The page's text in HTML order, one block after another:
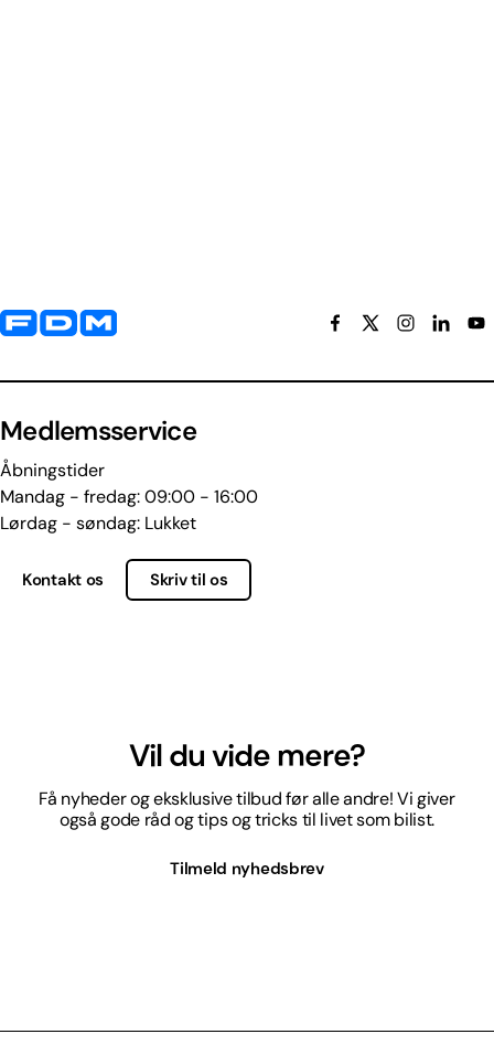
Yderligere information og kontaktoplysninger
Medlemsservice
Åbningstider
Mandag - fredag: 09:00 - 16:00
Lørdag - søndag: Lukket
Kontakt os Skriv til os
Vil du vide mere?
Få nyheder og eksklusive tilbud før alle andre! Vi giver
også gode råd og tips og tricks til livet som bilist.
Tilmeld nyhedsbrev